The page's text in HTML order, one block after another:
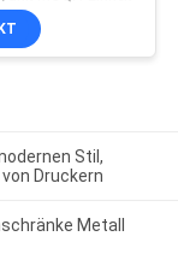
Stil,
Druckern
Metall